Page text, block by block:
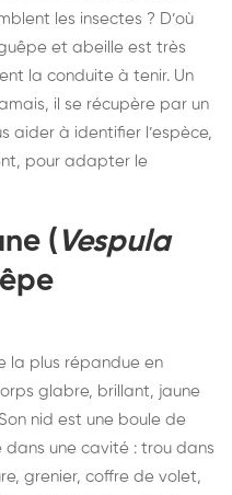
les insectes ? D’où
et abeille est très
la conduite à tenir. Un
il se récupère par un
aider à identifier l’espèce,
pour adapter le
( Vespula
la plus répandue en
glabre, brillant, jaune
nid est une boule de
une cavité : trou dans
grenier, coffre de volet,